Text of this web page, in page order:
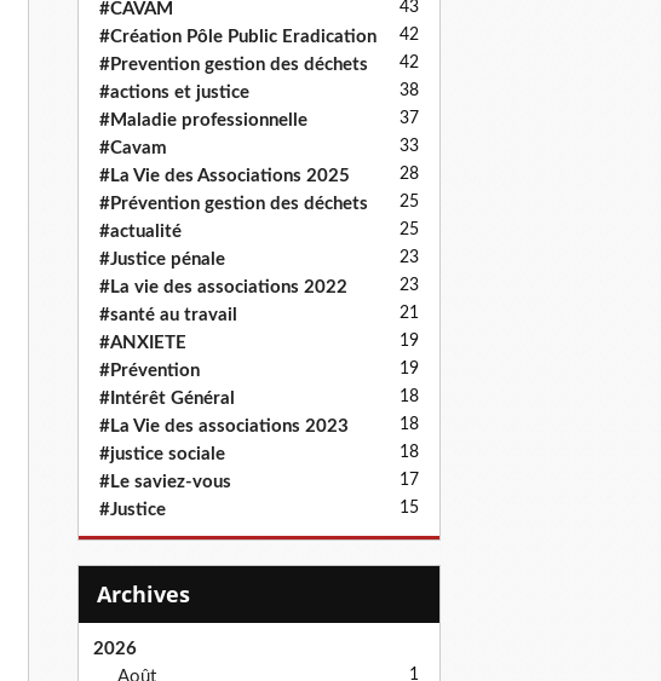
#CAVAM 43
#Création Pôle Public Eradication 42
#Prevention gestion des déchets 42
#actions et justice 38
#Maladie professionnelle 37
#Cavam 33
#La Vie des Associations 2025 28
#Prévention gestion des déchets 25
#actualité 25
#Justice pénale 23
#La vie des associations 2022 23
#santé au travail 21
#ANXIETE 19
#Prévention 19
#Intérêt Général 18
#La Vie des associations 2023 18
#justice sociale 18
#Le saviez-vous 17
#Justice 15
Archives
2026
Août
1